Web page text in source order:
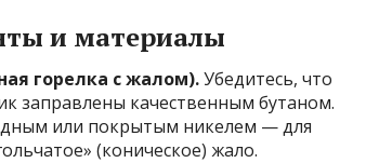
и материалы
горелка с жалом).Убедитесь, что
заправлены качественным бутаном.
или покрытым никелем — для
(коническое) жало.